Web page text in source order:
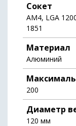
Сокет
AM4, LGA
1851
Материал
Алюминий
200
Диаметр
120 мм